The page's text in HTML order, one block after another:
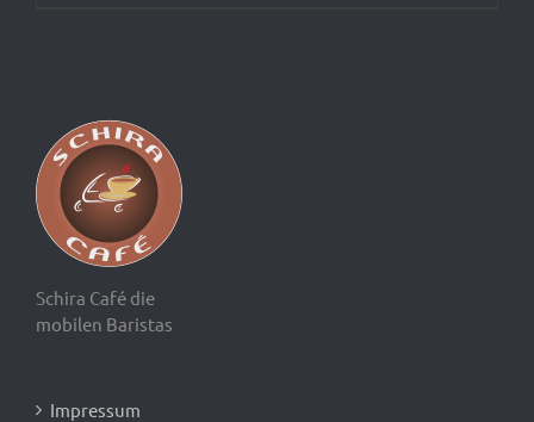
Schira Café die
mobilen Baristas
Impressum